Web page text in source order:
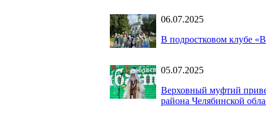
06.07.2025
В подростковом клубе
05.07.2025
Верховный муфтий
района Челябинской